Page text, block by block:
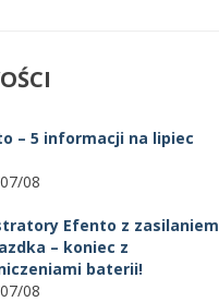
– 5 informacji na lipiec
08
Efento z zasilaniem
– koniec z
baterii!
08